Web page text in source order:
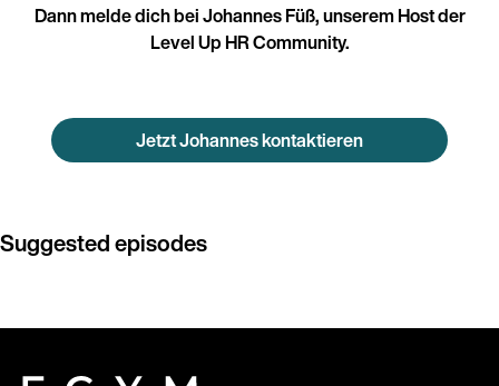
Dann melde dich bei Johannes Füß, unserem Host der
Level Up HR Community.
Jetzt Johannes kontaktieren
Suggested episodes